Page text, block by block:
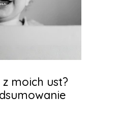
moich ust?